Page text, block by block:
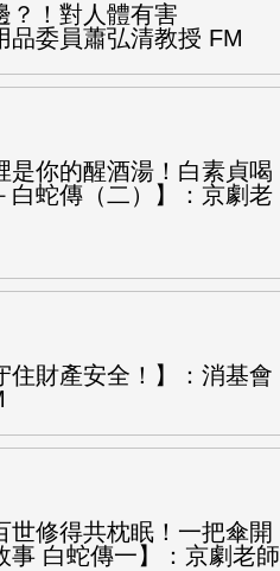
？！對人體有害
品委員蕭弘清教授 FM
是你的醒酒湯！白素貞喝
白蛇傳（二）】：京劇老
住財產安全！】：消基會
世修得共枕眠！一把傘開
事 白蛇傳一】：京劇老師